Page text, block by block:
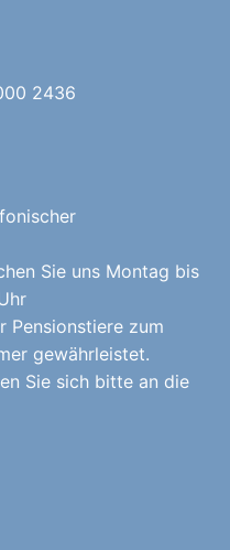
2436
Sie uns Montag bis
Pensionstiere zum
gewährleistet.
Sie sich bitte an die